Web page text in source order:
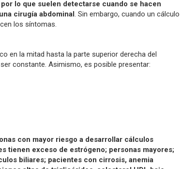
lo que suelen detectarse cuando se hacen
cirugía abdominal. Sin embargo, cuando un cálculo
los síntomas.
en la mitad hasta la parte superior derecha del
constante. Asimismo, es posible presentar:
con mayor riesgo a desarrollar cálculos
tienen exceso de estrógeno; personas mayores;
biliares; pacientes con cirrosis, anemia